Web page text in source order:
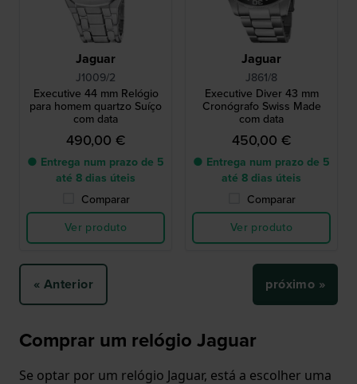
Jaguar
J1009/2
Executive 44 mm Relógio
para homem quartzo Suíço
com data
490,00 €
● Entrega num prazo de 5
até 8 dias úteis
Comparar
Ver produto
Jaguar
J861/8
Executive Diver 43 mm
Cronógrafo Swiss Made
com data
450,00 €
● Entrega num prazo de 5
até 8 dias úteis
Comparar
Ver produto
« Anterior próximo »
Comprar um relógio Jaguar
Se optar por um relógio Jaguar, está a escolher uma